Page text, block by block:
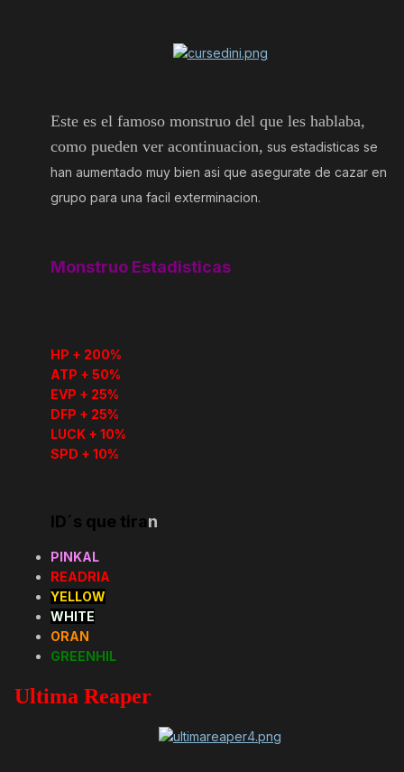
Este es el famoso monstruo del que les hablaba,
como pueden ver acontinuacion, sus estadisticas se
han aumentado muy bien asi que asegurate de cazar en
grupo para una facil exterminacion.
Monstruo Estadisticas
HP + 200%
ATP + 50%
EVP + 25%
DFP + 25%
LUCK + 10%
SPD + 10%
ID´s que tiran
PINKAL
READRIA
YELLOW
WHITE
ORAN
GREENHIL
Ultima Reaper